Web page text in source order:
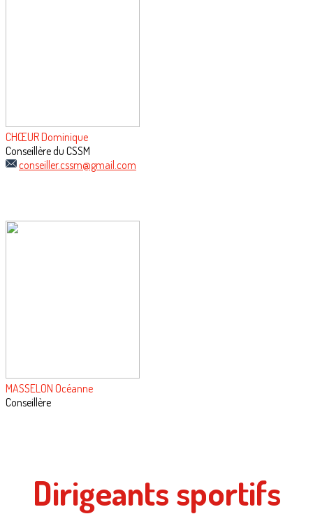
CHŒUR Dominique
Conseillère du CSSM
conseiller.cssm@gmail.com
MASSELON Océanne
Conseillère
Dirigeants sportifs